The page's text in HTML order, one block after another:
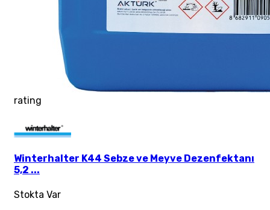
rating
Winterhalter K44 Sebze ve Meyve Dezenfektanı
5,2 ...
Stokta Var